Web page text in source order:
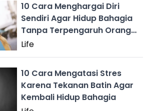
10 Cara Menghargai Diri
Sendiri Agar Hidup Bahagia
Tanpa Terpengaruh Orang
Lain
Life
10 Cara Mengatasi Stres
Karena Tekanan Batin Agar
Kembali Hidup Bahagia